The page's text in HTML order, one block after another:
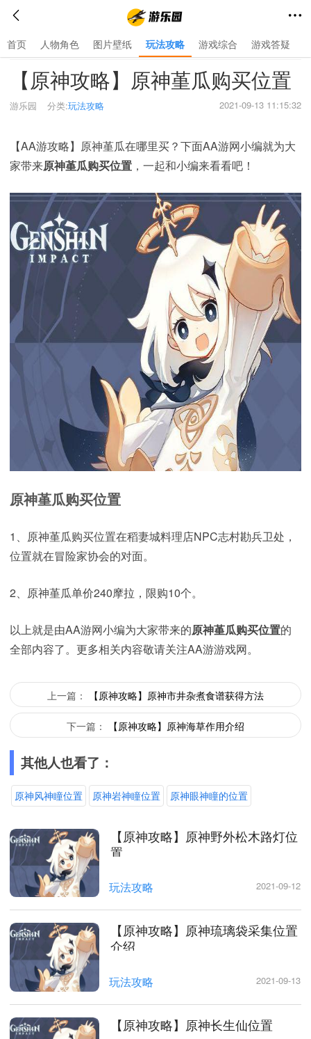
首页 人物角色 图片壁纸 玩法攻略 游戏综合 游戏答疑
首页 玩法攻略
【原神攻略】原神堇瓜购买位置
游乐园 2021-09-13 11:15:32
分类:玩法攻略
【AA游攻略】原神堇瓜在哪里买？下面AA游网小编就为大
家带来原神堇瓜购买位置 ，一起和小编来看看吧！
原神堇瓜购买位置
1、原神堇瓜购买位置在稻妻城料理店NPC志村勘兵卫处，
位置就在冒险家协会的对面。
2、原神堇瓜单价240摩拉，限购10个。
以上就是由AA游网小编为大家带来的原神堇瓜购买位置的
全部内容了。更多相关内容敬请关注AA游游戏网。
上一篇： 【原神攻略】原神市井杂煮食谱获得方法
下一篇： 【原神攻略】原神海草作用介绍
其他人也看了：
原神风神瞳位置 原神岩神瞳位置 原神眼神瞳的位置
【原神攻略】原神野外松木路灯位
置
玩法攻略 2021-09-12
【原神攻略】原神琉璃袋采集位置
介绍
玩法攻略 2021-09-13
【原神攻略】原神长生仙位置